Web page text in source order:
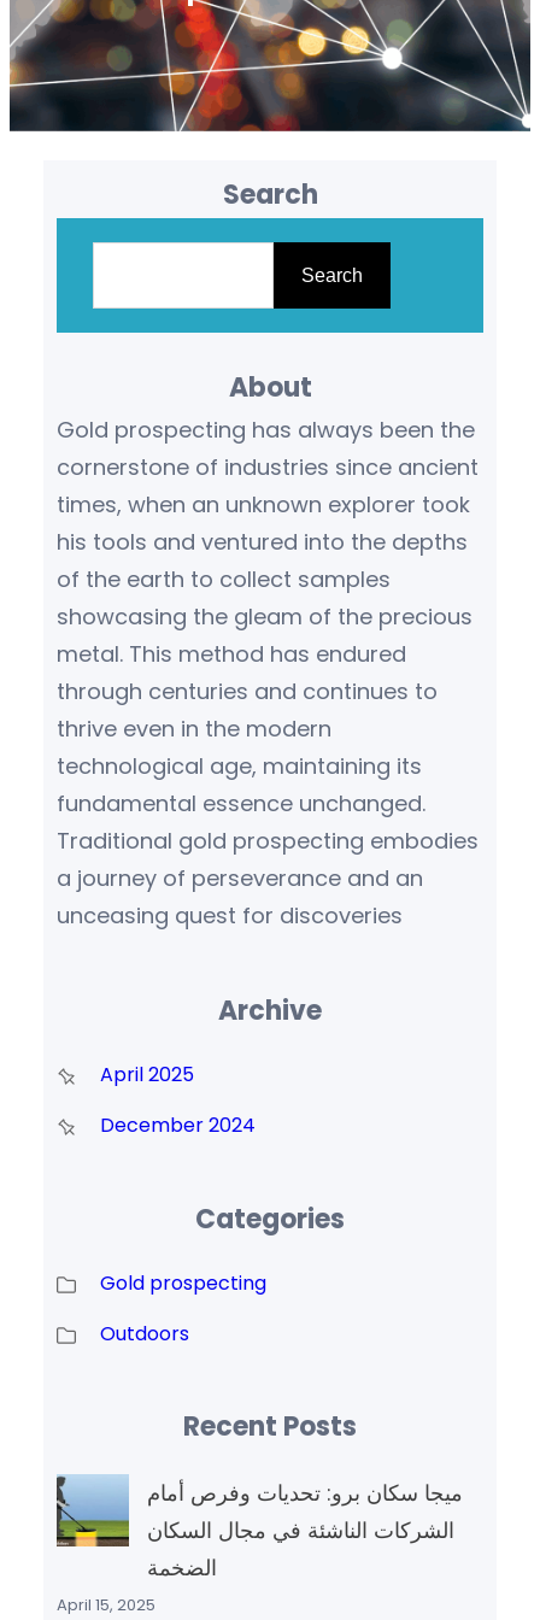
Search
h
Search
About
Gold prospecting has always been the
cornerstone of industries since ancient
times, when an unknown explorer took
his tools and ventured into the depths
of the earth to collect samples
showcasing the gleam of the precious
metal. This method has endured
through centuries and continues to
thrive even in the modern
technological age, maintaining its
fundamental essence unchanged.
Traditional gold prospecting embodies
a journey of perseverance and an
unceasing quest for discoveries
Archive
April 2025
December 2024
Categories
Gold prospecting
Outdoors
Recent Posts
ميجا سكان برو: تحديات وفرص أمام
الشركات الناشئة في مجال السكان
الضخمة
April 15, 2025